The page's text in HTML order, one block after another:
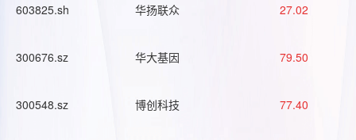
603825.sh 华扬联众 27.02
300676.sz 华大基因 79.50
300548.sz 博创科技 77.40